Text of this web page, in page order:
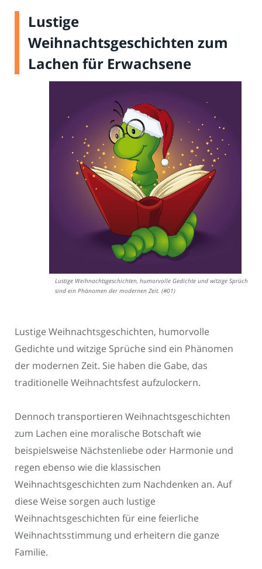
Lustige
Weihnachtsgeschichten zum
Lachen für Erwachsene
Lustige Weihnachtsgeschichten, humorvolle Gedichte und witzige Sprüche
sind ein Phänomen der modernen Zeit. (#01)
Lustige Weihnachtsgeschichten, humorvolle
Gedichte und witzige Sprüche sind ein Phänomen
der modernen Zeit. Sie haben die Gabe, das
traditionelle Weihnachtsfest aufzulockern.
Dennoch transportieren Weihnachtsgeschichten
zum Lachen eine moralische Botschaft wie
beispielsweise Nächstenliebe oder Harmonie und
regen ebenso wie die klassischen
Weihnachtsgeschichten zum Nachdenken an. Auf
diese Weise sorgen auch lustige
Weihnachtsgeschichten für eine feierliche
Weihnachtsstimmung und erheitern die ganze
Familie.